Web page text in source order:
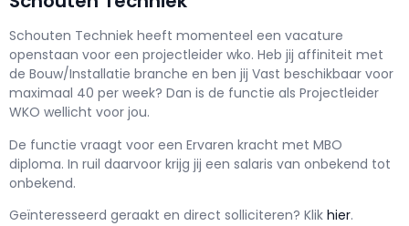
Schouten Techniek heeft momenteel een vacature
openstaan voor een projectleider wko. Heb jij affiniteit met
de Bouw/Installatie branche en ben jij Vast beschikbaar voor
maximaal 40 per week? Dan is de functie als Projectleider
WKO wellicht voor jou.
De functie vraagt voor een Ervaren kracht met MBO
diploma. In ruil daarvoor krijg jij een salaris van onbekend tot
onbekend.
Geïnteresseerd geraakt en direct solliciteren? Klik hier.